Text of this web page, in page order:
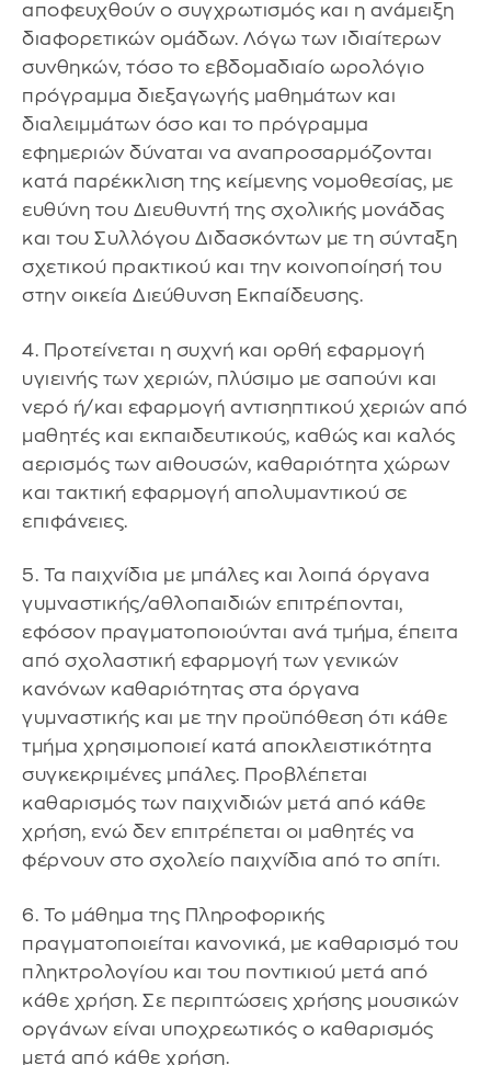
αποφευχθούν ο συγχρωτισμός και η ανάμειξη
διαφορετικών ομάδων. Λόγω των ιδιαίτερων
συνθηκών, τόσο το εβδομαδιαίο ωρολόγιο
πρόγραμμα διεξαγωγής μαθημάτων και
διαλειμμάτων όσο και το πρόγραμμα
εφημεριών δύναται να αναπροσαρμόζονται
κατά παρέκκλιση της κείμενης νομοθεσίας, με
ευθύνη του Διευθυντή της σχολικής μονάδας
και του Συλλόγου Διδασκόντων με τη σύνταξη
σχετικού πρακτικού και την κοινοποίησή του
στην οικεία Διεύθυνση Εκπαίδευσης.
4. Προτείνεται η συχνή και ορθή εφαρμογή
υγιεινής των χεριών, πλύσιμο με σαπούνι και
νερό ή/και εφαρμογή αντισηπτικού χεριών από
μαθητές και εκπαιδευτικούς, καθώς και καλός
αερισμός των αιθουσών, καθαριότητα χώρων
και τακτική εφαρμογή απολυμαντικού σε
επιφάνειες.
5. Τα παιχνίδια με μπάλες και λοιπά όργανα
γυμναστικής/αθλοπαιδιών επιτρέπονται,
εφόσον πραγματοποιούνται ανά τμήμα, έπειτα
από σχολαστική εφαρμογή των γενικών
κανόνων καθαριότητας στα όργανα
γυμναστικής και με την προϋπόθεση ότι κάθε
τμήμα χρησιμοποιεί κατά αποκλειστικότητα
συγκεκριμένες μπάλες. Προβλέπεται
καθαρισμός των παιχνιδιών μετά από κάθε
χρήση, ενώ δεν επιτρέπεται οι μαθητές να
φέρνουν στο σχολείο παιχνίδια από το σπίτι.
6. Το μάθημα της Πληροφορικής
πραγματοποιείται κανονικά, με καθαρισμό του
πληκτρολογίου και του ποντικιού μετά από
κάθε χρήση. Σε περιπτώσεις χρήσης μουσικών
οργάνων είναι υποχρεωτικός ο καθαρισμός
μετά από κάθε χρήση.